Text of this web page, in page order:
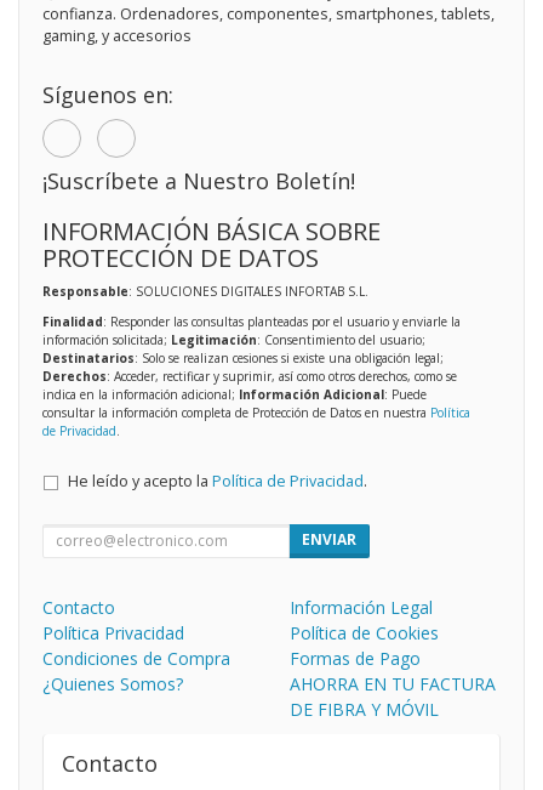
confianza. Ordenadores, componentes, smartphones, tablets,
gaming, y accesorios
Síguenos en:
¡Suscríbete a Nuestro Boletín!
INFORMACIÓN BÁSICA SOBRE
PROTECCIÓN DE DATOS
Responsable: SOLUCIONES DIGITALES INFORTAB S.L.
Finalidad: Responder las consultas planteadas por el usuario y enviarle la
información solicitada; Legitimación: Consentimiento del usuario;
Destinatarios: Solo se realizan cesiones si existe una obligación legal;
Derechos: Acceder, rectificar y suprimir, así como otros derechos, como se
indica en la información adicional; Información Adicional: Puede
consultar la información completa de Protección de Datos en nuestra Política
de Privacidad
He leído y acepto la Política de Privacidad.
ENVIAR
Contacto
Información Legal
Política Privacidad
Política de Cookies
Condiciones de Compra
Formas de Pago
¿Quienes Somos?
AHORRA EN TU FACTURA
DE FIBRA Y MÓVIL
Contacto